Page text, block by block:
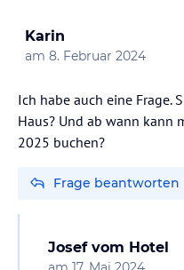
Kettlebells und anderem
Kraft- und Athletik-
Boxturm mit diversen
ICAROS Training mit VR-
und Zeitmesstechnik
Taping
SERVICE-VORTEILE
Karin
am 8. Februar 2024
Ich habe auch eine Frage.
Haus? Und ab wann kann
2025 buchen?
Frage beantworten
Josef vom Hotel